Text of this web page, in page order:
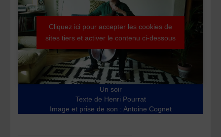
Cliquez ici pour accepter les cookies de
sites tiers et activer le contenu ci-dessous
Un soir
Texte de Henri Pourrat
Image et prise de son : Antoine Cognet